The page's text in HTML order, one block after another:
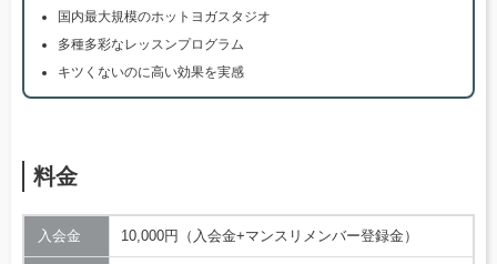
国内最大規模のホットヨガスタジオ
多種多彩なレッスンプログラム
キツくないのに高い効果を実感
料金
入会金 10,000円（入会金+マンスリメンバー登録金）